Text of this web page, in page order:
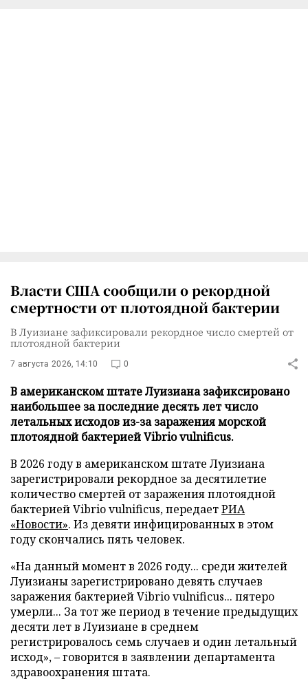
Власти США сообщили о рекордной
смертности от плотоядной бактерии
В Луизиане зафиксировали рекордное число смертей от
плотоядной бактерии
7 августа 2026, 14:10 0
В американском штате Луизиана зафиксировано
наибольшее за последние десять лет число
летальных исходов из-за заражения морской
плотоядной бактерией Vibrio vulnificus.
В 2026 году в американском штате Луизиана
зарегистрировали рекордное за десятилетие
количество смертей от заражения плотоядной
бактерией Vibrio vulnificus, передаетРИА
«Новости». Из девяти инфицированных в этом
году скончались пять человек.
«На данный момент в 2026 году... среди жителей
Луизианы зарегистрировано девять случаев
заражения бактерией Vibrio vulnificus... пятеро
умерли... За тот же период в течение предыдущих
десяти лет в Луизиане в среднем
регистрировалось семь случаев и один летальный
исход», – говорится в заявлении департамента
здравоохранения штата.